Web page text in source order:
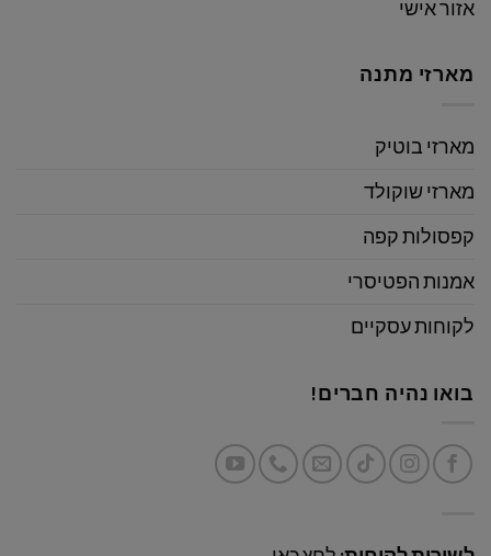
אזור אישי
מארזי מתנה
מארזי בוטיק
מארזי שוקולד
קפסולות קפה
אמנות הפטיסרי
לקוחות עסקיים
בואו נהיה חברים!